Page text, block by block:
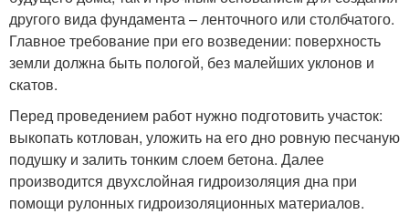
другого вида фундамента – ленточного или столбчатого.
Главное требование при его возведении: поверхность
земли должна быть пологой, без малейших уклонов и
скатов.
Перед проведением работ нужно подготовить участок:
выкопать котлован, уложить на его дно ровную песчаную
подушку и залить тонким слоем бетона. Далее
производится двухслойная гидроизоляция дна при
помощи рулонных гидроизоляционных материалов.